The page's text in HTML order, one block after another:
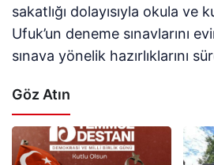
sakatlığı dolayısıyla okula ve
Ufuk’un deneme sınavlarını
sınava yönelik hazırlıklarını
Göz Atın